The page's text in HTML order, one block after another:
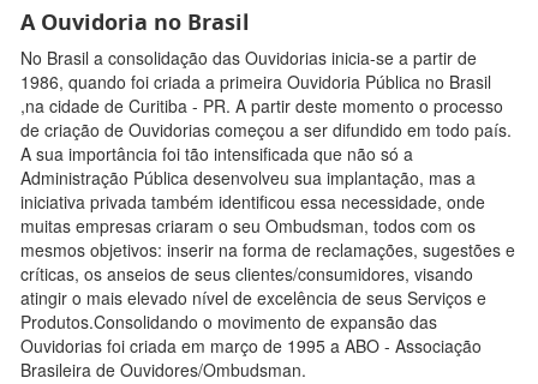
A Ouvidoria no Brasil
No Brasil a consolidação das Ouvidorias inicia-se a partir de
1986, quando foi criada a primeira Ouvidoria Pública no Brasil
,na cidade de Curitiba - PR. A partir deste momento o processo
de criação de Ouvidorias começou a ser difundido em todo país.
A sua importância foi tão intensificada que não só a
Administração Pública desenvolveu sua implantação, mas a
iniciativa privada também identificou essa necessidade, onde
muitas empresas criaram o seu Ombudsman, todos com os
mesmos objetivos: inserir na forma de reclamações, sugestões e
críticas, os anseios de seus clientes/consumidores, visando
atingir o mais elevado nível de excelência de seus Serviços e
Produtos.Consolidando o movimento de expansão das
Ouvidorias foi criada em março de 1995 a ABO - Associação
Brasileira de Ouvidores/Ombudsman.